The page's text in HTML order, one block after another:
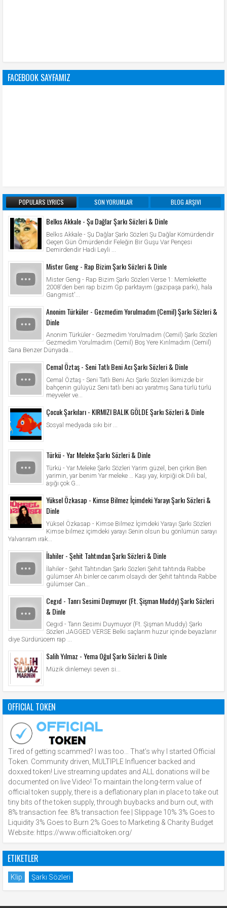
FACEBOOK SAYFAMIZ
POPULARS LYRICS SON YORUMLAR BLOG ARŞIVI
Belkıs Akkale - Şu Dağlar Şarkı Sözleri & Dinle
Belkıs Akkale - Şu Dağlar Şarkı Sözleri Şu Dağlar Kömürdendir
Geçen Gün Ömürdendir Feleğin Bir Guşu Var Pençesi
Demirdendir Hadi Leyli ...
Mister Geng - Rap Bizim Şarkı Sözleri & Dinle
Mister Geng - Rap Bizim Şarkı Sözleri Verse 1: Memlekette
2008'den beri rap bizim Gp parktayım (gazipaşa parkı), hala
Gangmist'...
Anonim Türküler - Gezmedim Yorulmadım (Cemil) Şarkı Sözleri &
Dinle
Anonim Türküler - Gezmedim Yorulmadım (Cemil) Şarkı Sözleri
Gezmedim Yorulmadım (Cemil) Boş Yere Kırılmadım (Cemil)
Sana Benzer Dünyada...
Cemal Öztaş - Seni Tatlı Beni Acı Şarkı Sözleri & Dinle
Cemal Öztaş - Seni Tatlı Beni Acı Şarkı Sözleri İkimizde bir
bahçenin gülüyüz Seni tatlı beni acı yaratmış Sana türlü türlü
meyveler ve...
Çocuk Şarkıları - KIRMIZI BALIK GÖLDE Şarkı Sözleri & Dinle
Sosyal medyada sıkı bir ...
Türkü - Yar Meleke Şarkı Sözleri & Dinle
Türkü - Yar Meleke Şarkı Sözleri Yarim güzel, ben çirkin Ben
yarimin, yar benim Yar meleke … Kaşı yay, kirpiği ok Dili bal,
aşığı çok G...
Yüksel Özkasap - Kimse Bilmez İçimdeki Yarayı Şarkı Sözleri &
Dinle
Yüksel Özkasap - Kimse Bilmez İçimdeki Yarayı Şarkı Sözleri
Kimse bilmez içimdeki yarayı Senin olsun bu gönlümün sarayı
Yalvarıram ırak...
İlahiler - Şehit Tahtından Şarkı Sözleri & Dinle
İlahiler - Şehit Tahtından Şarkı Sözleri Şehit tahtında Rabbe
gülümser Ah binler ce canım olsaydı der Şehit tahtında Rabbe
gülümser Can...
Cegıd - Tanrı Sesimi Duymuyor (Ft. Şişman Muddy) Şarkı Sözleri
& Dinle
Cegıd - Tanrı Sesimi Duymuyor (Ft. Şişman Muddy) Şarkı
Sözleri JAGGED VERSE Belki saçlarım huzur içinde beyazlanır
diye Sürdürücem rap ...
Salih Yılmaz - Yema Oğul Şarkı Sözleri & Dinle
Müzik dinlemeyi seven si...
OFFICIAL TOKEN
Tired of getting scammed? I was too… That’s why I started Official
Token. Community driven, MULTIPLE Influencer backed and
doxxed token! Live streaming updates and ALL donations will be
documented on live Video! To maintain the long-term value of
official token supply, there is a deflationary plan in place to take out
tiny bits of the token supply, through buybacks and burn out, with
8% transaction fee. 8% transaction fee | Slippage 10% 3% Goes to
Liquidity 3% Goes to Burn 2% Goes to Marketing & Charity Budget
Website: https://www.officialtoken.org/
ETIKETLER
Klip Şarkı Sözleri